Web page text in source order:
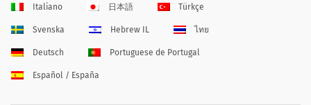
Italiano 日本語 Türkçe
Svenska Hebrew IL ไทย
Deutsch Portuguese de Portugal
Español / España